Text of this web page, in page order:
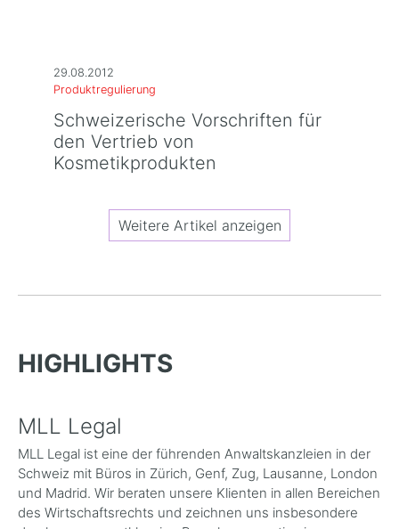
29.08.2012
Produktregulierung
Schweizerische Vorschriften für
den Vertrieb von
Kosmetikprodukten
Weitere Artikel anzeigen
HIGHLIGHTS
MLL Legal
MLL Legal ist eine der führenden Anwaltskanzleien in der
Schweiz mit Büros in Zürich, Genf, Zug, Lausanne, London
und Madrid. Wir beraten unsere Klienten in allen Bereichen
des Wirtschaftsrechts und zeichnen uns insbesondere